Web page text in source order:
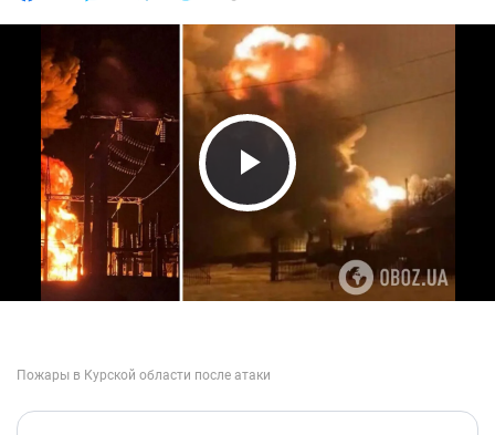
Play Video